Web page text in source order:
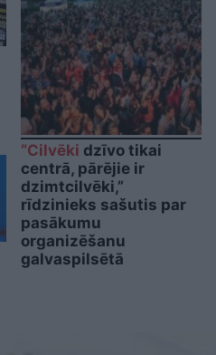
“Cilvēki dzīvo tikai
centrā, pārējie ir
dzimtcilvēki,”
rīdzinieks sašutis par
pasākumu
organizēšanu
galvaspilsētā